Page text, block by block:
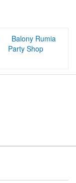
Balony Rumia
Party Shop